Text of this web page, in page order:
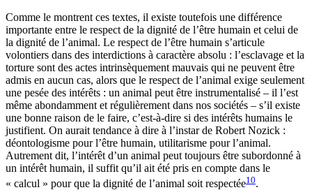
Comme le montrent ces textes, il existe toutefois une différence
importante entre le respect de la dignité de l’être humain et celui de
la dignité de l’animal. Le respect de l’être humain s’articule
volontiers dans des interdictions à caractère absolu : l’esclavage et la
torture sont des actes intrinsèquement mauvais qui ne peuvent être
admis en aucun cas, alors que le respect de l’animal exige seulement
une pesée des intérêts : un animal peut être instrumentalisé – il l’est
même abondamment et régulièrement dans nos sociétés – s’il existe
une bonne raison de le faire, c’est-à-dire si des intérêts humains le
justifient. On aurait tendance à dire à l’instar de Robert Nozick :
déontologisme pour l’être humain, utilitarisme pour l’animal.
Autrement dit, l’intérêt d’un animal peut toujours être subordonné à
un intérêt humain, il suffit qu’il ait été pris en compte dans le
« calcul » pour que la dignité de l’animal soit respectée10.